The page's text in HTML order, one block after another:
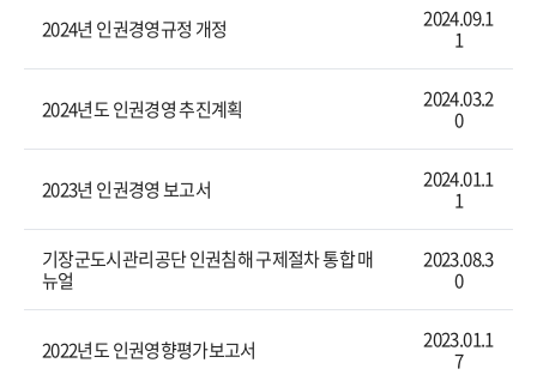
2024년 인권경영규정 개정
2024.09.1
1
2024년도 인권경영 추진계획
2024.03.2
0
2023년 인권경영 보고서
2024.01.1
1
기장군도시관리공단 인권침해 구제절차 통합 매
뉴얼
2023.08.3
0
2022년도 인권영향평가보고서
2023.01.1
7